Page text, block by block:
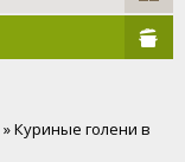
» Куриные голени в